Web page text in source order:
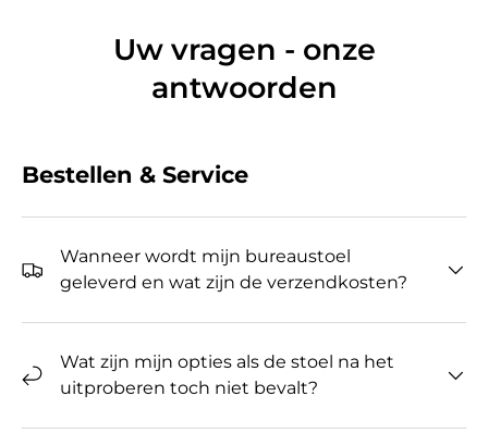
Uw vragen - onze
antwoorden
Bestellen & Service
Wanneer wordt mijn bureaustoel
geleverd en wat zijn de verzendkosten?
Wat zijn mijn opties als de stoel na het
uitproberen toch niet bevalt?